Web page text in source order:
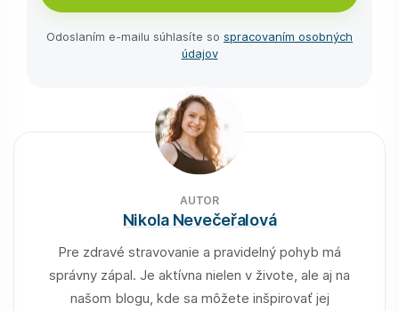
Odoslaním e-⁠mailu súhlasíte so spracovaním osobných
údajov
AUTOR
Nikola Nevečeřalová
Pre zdravé stravovanie a pravidelný pohyb má
správny zápal. Je aktívna nielen v živote, ale aj na
našom blogu, kde sa môžete inšpirovať jej